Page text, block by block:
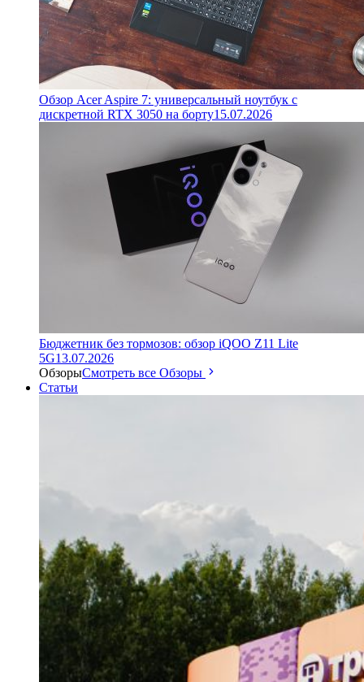
Обзор Acer Aspire 7: универсальный ноутбук с
дискретной RTX 3050 на борту15.07.2026
Бюджетник без тормозов: обзор iQOO Z11 Lite
5G13.07.2026
ОбзорыСмотреть все Обзоры
Статьи